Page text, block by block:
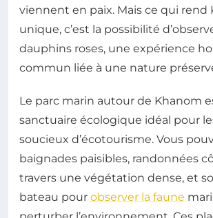
viennent en paix. Mais ce qui rend
unique, c’est la possibilité
dauphins roses, une expérience
commun liée à une nature
Le parc marin autour de Khanom
sanctuaire écologique idéal pour
soucieux d’écotourisme. Vous
baignades paisibles, randonnées
travers une végétation dense, et
bateau pour observer la faune